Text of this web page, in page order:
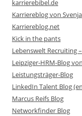
karrierebibel.de
Karriereblog von
Karriereblog.net
Kick in the pants
Lebenswelt Recruiting
Leipziger-HRM-Blog
Leistungsträger-Blog
LinkedIn Talent Blog
Marcus Reifs Blog
Networkfinder Blog